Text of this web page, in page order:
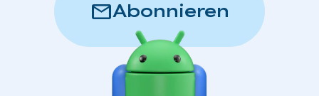
mailAbonnieren